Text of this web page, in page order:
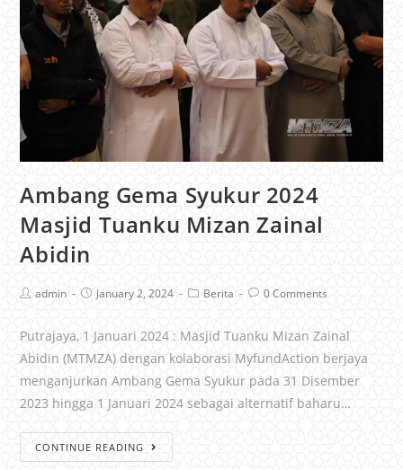
Ambang Gema Syukur 2024
Masjid Tuanku Mizan Zainal
Abidin
admin January 2, 2024 Berita 0 Comments
Putrajaya, 1 Januari 2024 : Masjid Tuanku Mizan Zainal
Abidin (MTMZA) dengan kolaborasi MyfundAction berjaya
menganjurkan Ambang Gema Syukur pada 31 Disember
2023 hingga 1 Januari 2024 sebagai alternatif baharu…
CONTINUE READING